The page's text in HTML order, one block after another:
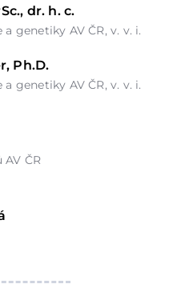
dr. h. c.
genetiky AV ČR, v. v. i.
Ph.D.
genetiky AV ČR, v. v. i.
ČR